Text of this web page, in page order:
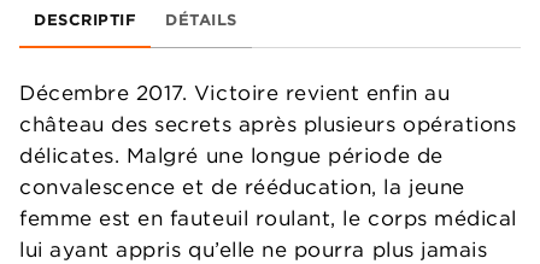
DESCRIPTIF DÉTAILS
Décembre 2017. Victoire revient enfin au
château des secrets après plusieurs opérations
délicates. Malgré une longue période de
convalescence et de rééducation, la jeune
femme est en fauteuil roulant, le corps médical
lui ayant appris qu’elle ne pourra plus jamais